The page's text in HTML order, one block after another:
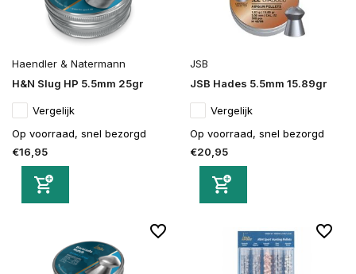
Haendler & Natermann
H&N Slug HP 5.5mm 25gr
Vergelijk
Op voorraad, snel bezorgd
€16,95
JSB
JSB Hades 5.5mm 15.89gr
Vergelijk
Op voorraad, snel bezorgd
€20,95